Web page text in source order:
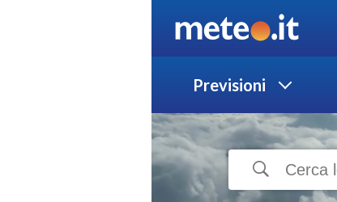
Previsioni